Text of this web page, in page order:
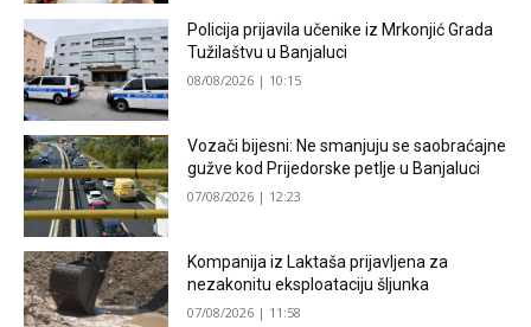
Policija prijavila učenike iz Mrkonjić Grada
Tužilaštvu u Banjaluci
08/08/2026 | 10:15
Vozači bijesni: Ne smanjuju se saobraćajne
gužve kod Prijedorske petlje u Banjaluci
07/08/2026 | 12:23
Kompanija iz Laktaša prijavljena za
nezakonitu eksploataciju šljunka
07/08/2026 | 11:58